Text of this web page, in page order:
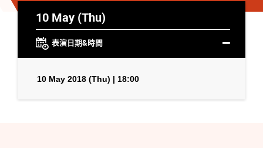
10 May (Thu)
表演日期&時間
10 May 2018 (Thu) | 18:00